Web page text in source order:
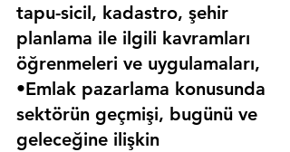
tapu-sicil, kadastro, şehir
planlama ile ilgili kavramları
öğrenmeleri ve uygulamaları,
•Emlak pazarlama konusunda
sektörün geçmişi, bugünü ve
geleceğine ilişkin